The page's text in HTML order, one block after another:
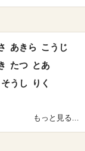
あきら こうじ
たつ とあ
そうし
りく
もっと見る...